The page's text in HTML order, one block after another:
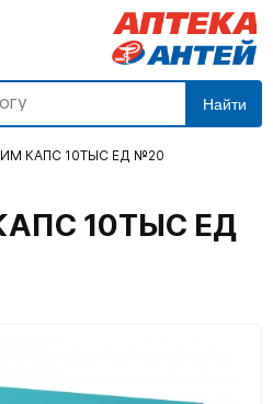
Найти
КАПС 10ТЫС ЕД №20
10ТЫС ЕД